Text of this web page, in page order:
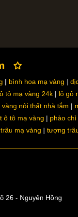
bình hoa mạ vàng
tô mạ vàng 24k
lô gô
vàng nội thất nhà tắm
ô tô mạ vàng
phào chỉ
mạ vàng tượng
26 - Nguyên Hồng